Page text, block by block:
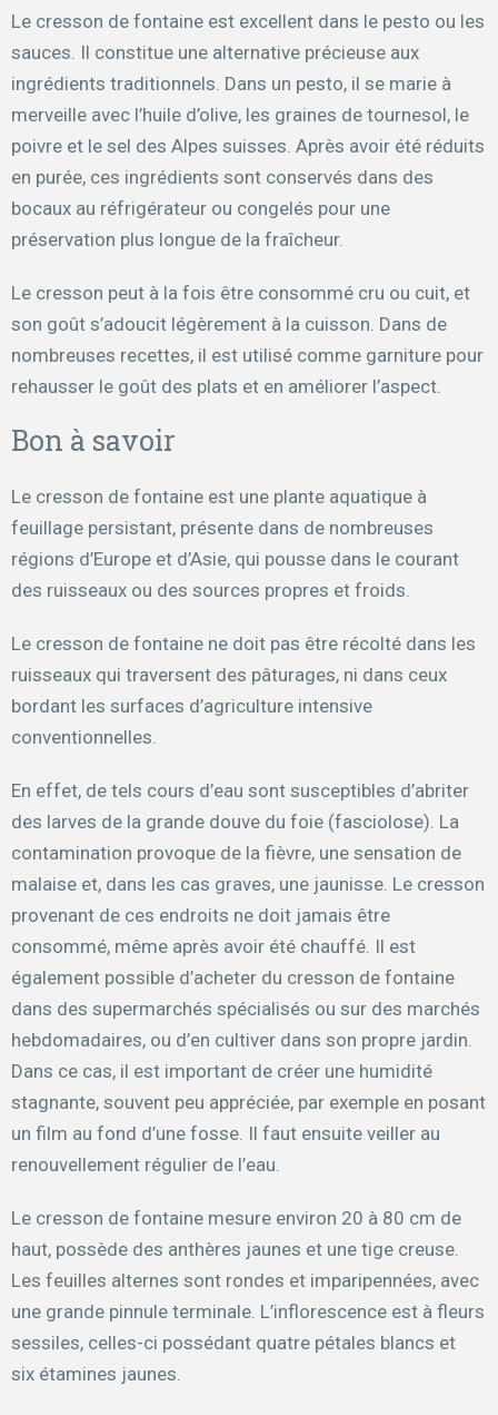
Le cresson de fontaine est excellent dans le pesto ou les
sauces. Il constitue une alternative précieuse aux
ingrédients traditionnels. Dans un pesto, il se marie à
merveille avec l’huile d’olive, les graines de tournesol, le
poivre et le sel des Alpes suisses. Après avoir été réduits
en purée, ces ingrédients sont conservés dans des
bocaux au réfrigérateur ou congelés pour une
préservation plus longue de la fraîcheur.
Le cresson peut à la fois être consommé cru ou cuit, et
son goût s’adoucit légèrement à la cuisson. Dans de
nombreuses recettes, il est utilisé comme garniture pour
rehausser le goût des plats et en améliorer l’aspect.
Bon à savoir
Le cresson de fontaine est une plante aquatique à
feuillage persistant, présente dans de nombreuses
régions d’Europe et d’Asie, qui pousse dans le courant
des ruisseaux ou des sources propres et froids.
Le cresson de fontaine ne doit pas être récolté dans les
ruisseaux qui traversent des pâturages, ni dans ceux
bordant les surfaces d’agriculture intensive
conventionnelles.
En effet, de tels cours d’eau sont susceptibles d’abriter
des larves de la grande douve du foie (fasciolose). La
contamination provoque de la fièvre, une sensation de
malaise et, dans les cas graves, une jaunisse. Le cresson
provenant de ces endroits ne doit jamais être
consommé, même après avoir été chauffé. Il est
également possible d’acheter du cresson de fontaine
dans des supermarchés spécialisés ou sur des marchés
hebdomadaires, ou d’en cultiver dans son propre jardin.
Dans ce cas, il est important de créer une humidité
stagnante, souvent peu appréciée, par exemple en posant
un film au fond d’une fosse. Il faut ensuite veiller au
renouvellement régulier de l’eau.
Le cresson de fontaine mesure environ 20 à 80 cm de
haut, possède des anthères jaunes et une tige creuse.
Les feuilles alternes sont rondes et imparipennées, avec
une grande pinnule terminale. L’inflorescence est à fleurs
sessiles, celles-ci possédant quatre pétales blancs et
six étamines jaunes.